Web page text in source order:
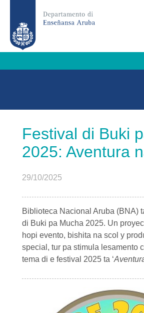
Festival di Buki
2025: Aventura
29/10/2025
Biblioteca Nacional Aruba (BNA)
di Buki pa Mucha 2025. Un
hopi evento, bishita na scol y
special, tur pa stimula lesamento
tema di e festival 2025 ta ‘